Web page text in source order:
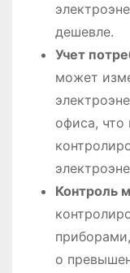
дешевле.
Учет
может
офиса, что
Контроль
о